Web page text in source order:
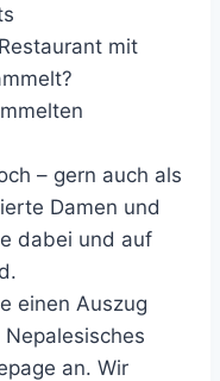
mit
– gern auch als
Damen und
dabei und auf
einen Auszug
an. Wir